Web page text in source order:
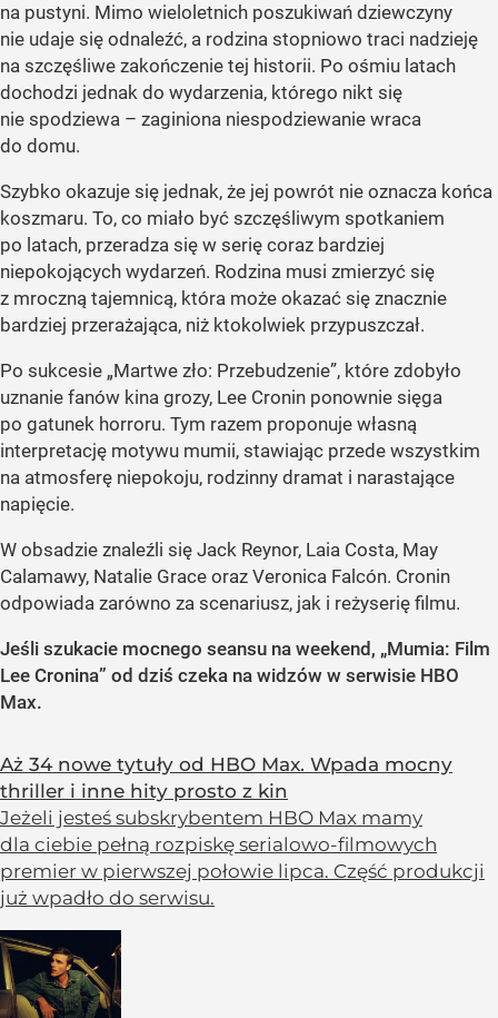
na pustyni. Mimo wieloletnich poszukiwań dziewczyny
nie udaje się odnaleźć, a rodzina stopniowo traci nadzieję
na szczęśliwe zakończenie tej historii. Po ośmiu latach
dochodzi jednak do wydarzenia, którego nikt się
nie spodziewa – zaginiona niespodziewanie wraca
do domu.
Szybko okazuje się jednak, że jej powrót nie oznacza końca
koszmaru. To, co miało być szczęśliwym spotkaniem
po latach, przeradza się w serię coraz bardziej
niepokojących wydarzeń. Rodzina musi zmierzyć się
z mroczną tajemnicą, która może okazać się znacznie
bardziej przerażająca, niż ktokolwiek przypuszczał.
Po sukcesie „Martwe zło: Przebudzenie”, które zdobyło
uznanie fanów kina grozy, Lee Cronin ponownie sięga
po gatunek horroru. Tym razem proponuje własną
interpretację motywu mumii, stawiając przede wszystkim
na atmosferę niepokoju, rodzinny dramat i narastające
napięcie.
W obsadzie znaleźli się Jack Reynor, Laia Costa, May
Calamawy, Natalie Grace oraz Veronica Falcón. Cronin
odpowiada zarówno za scenariusz, jak i reżyserię filmu.
Jeśli szukacie mocnego seansu na weekend, „Mumia: Film
Lee Cronina” od dziś czeka na widzów w serwisie HBO
Max.
Aż 34 nowe tytuły od HBO Max. Wpada mocny
thriller i inne hity prosto z kin
Jeżeli jesteś subskrybentem HBO Max mamy
dla ciebie pełną rozpiskę serialowo-filmowych
premier w pierwszej połowie lipca. Część produkcji
już wpadło do serwisu.